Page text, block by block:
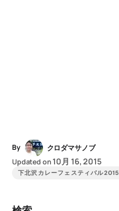
By
クロダマサノブ
Updated on 10月 16, 2015
下北沢カレーフェスティバル2015